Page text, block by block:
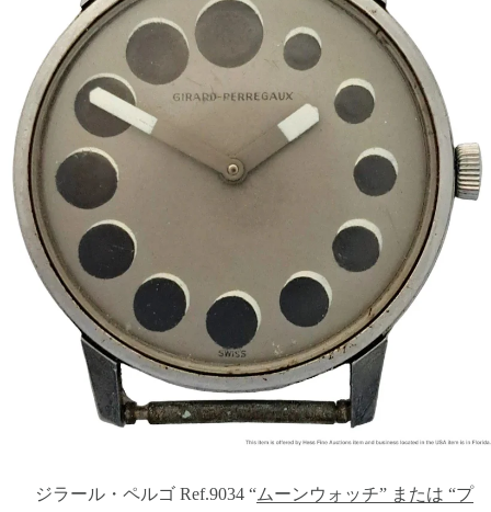
ジラール・ペルゴ Ref.9034 “ムーンウォッチ” または “プ